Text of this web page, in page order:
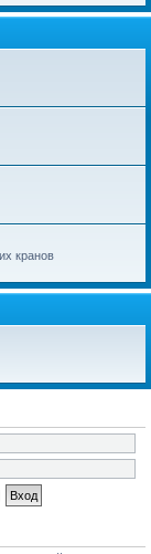
кранов